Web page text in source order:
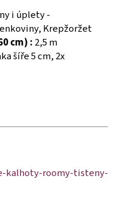
i úplety -
Krepžoržet
cm) : 2,5 m
šíře 5 cm, 2x
kalhoty-roomy-tisteny-